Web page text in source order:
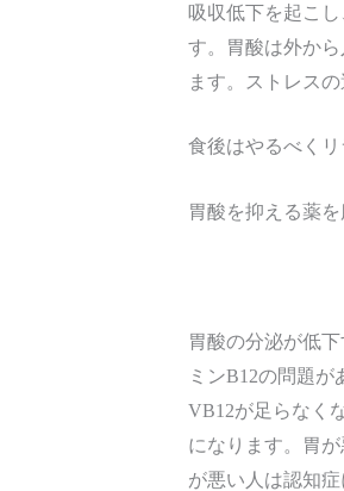
吸収低下を起こ
す。胃酸は外か
ます。ストレス
食後はやるべくリ
胃酸を抑える薬
胃酸の分泌が低
ミンB12の問題
VB12が足らなく
になります。胃
が悪い人は認知